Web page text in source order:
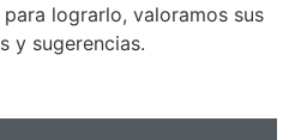
lograrlo, valoramos sus
y sugerencias.